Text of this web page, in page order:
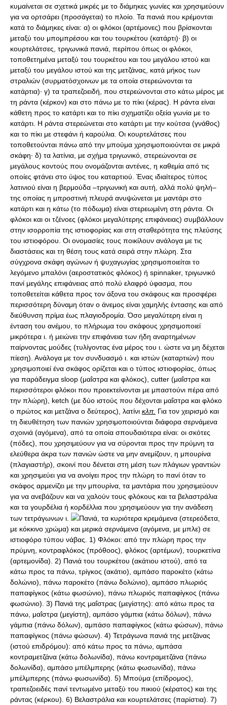
κυμαίνεται σε σχετικά μικρές με το διάμηκες γωνίες και χρησιμεύουν
για να ορτσάρει (προσάγεται) το πλοίο. Τα πανιά που κρέμονται
κατά το διάμηκες είναι: α) οι φλόκοι (αρτέμονες) που βρίσκονται
μεταξύ του μπομπρέσου και του τουρκέτου (κατάρτι)· β) οι
κουρτελάτσες, τριγωνικά πανιά, περίπου όπως οι φλόκοι,
τοποθετημένα μεταξύ του τουρκέτου και του μεγάλου ιστού και
μεταξύ του μεγάλου ιστού και της μετζάνας, κατά μήκος των
στραλιών (συρματόσχοινων με τα οποία στερεώνονται τα
κατάρτια)· γ) τα τραπεζοειδή, που στερεώνονται στο κάτω μέρος με
τη ράντα (κέρκον) και στο πάνω με το πίκι (κέρας). Η ράντα είναι
κάθετη προς το κατάρτι και το πίκι σχηματίζει οξεία γωνία με το
κατάρτι. Η ράντα στερεώνεται στο κατάρτι με την κούτσα (γνάθος)
και το πίκι με στεφάνι ή καρούλια. Οι κουρτελάτσες που
τοποθετούνται πάνω από την μπούμα χρησιμοποιούνται σε μικρά
σκάφη· δ) τα λατίνια, με σχήμα τριγωνικό, στερεώνονται σε
μεγάλους κοντούς που ονομάζονται αντένες, η καθεμία από τις
οποίες φτάνει στο ύψος του καταρτιού. Ένας ιδιαίτερος τύπος
λατινιού είναι η βερμούδα –τριγωνική και αυτή, αλλά πολύ ψηλή–
της οποίας η μπροστινή πλευρά ανυψώνεται με μαντάρι στο
κατάρτι και η κάτω (το πόδωμα) είναι στερεωμένη στη ράντα. Οι
φλόκοι και οι τζένοες (φλόκοι μεγαλύτερης επιφάνειας) συμβάλλουν
στην ισορροπία της ιστιοφορίας και στη σταθερότητα της πλεύσης
του ιστιοφόρου. Οι ονομασίες τους ποικίλουν ανάλογα με τις
διαστάσεις και τη θέση τους κατά σειρά στην πλώρη. Στα
σύγχρονα σκάφη αγώνων ή ψυχαγωγίας χρησιμοποιείται το
λεγόμενο μπαλόνι (αεροστατικός φλόκος) ή spinnaker, τριγωνικό
πανί μεγάλης επιφάνειας από πολύ ελαφρό ύφασμα, που
τοποθετείται κάθετα προς τον άξονα του σκάφους και προσφέρει
περισσότερη δύναμη όταν ο άνεμος είναι χαμηλής έντασης και από
διεύθυνση πρίμα έως πλαγιοδρομία. Όσο μεγαλύτερη είναι η
ένταση του ανέμου, το πλήρωμα του σκάφους χρησιμοποιεί
μικρότερα ι. ή μειώνει την επιφάνεια των ήδη αναρτημένων
παίρνοντας μούδες (τυλίγοντας ένα μέρος του ι. ώστε να μη δέχεται
πίεση). Ανάλογα με τον συνδυασμό ι. και ιστών (καταρτιών) που
χρησιμοποιεί ένα σκάφος ορίζεται και ο τύπος ιστιοφορίας, όπως
για παράδειγμα sloop (μαΐστρα και φλόκος), cutter (μαΐστρα και
περισσότεροι φλόκοι που προεκτείνονται με μπαστούνι πέρα από
την πλώρη), ketch (με δύο ιστούς που δέχονται μαΐστρα και φλόκο
ο πρώτος και μετζάνα ο δεύτερος), λατίνι κλπ. Για τον χειρισμό και
τη διευθέτηση των πανιών χρησιμοποιούνται διάφορα σερνάμενα
σχοινιά (αγόμενα), από τα οποία σπουδαιότερα είναι: οι σκότες
(πόδες), που χρησιμεύουν για να σύρονται προς την πρύμνη τα
ελεύθερα άκρα των πανιών ώστε να μην ανεμίζουν, η μπουρίνα
(πλαγιαστήρ), σκοινί που δένεται στη μέση των πλάγιων γραντιών
και χρησιμεύει για να ανοίγει προς την πλώρη το πανί όταν το
σκάφος αρμενίζει με την μπουρίνα, τα μαντάρια που χρησιμεύουν
για να ανεβάζουν και να χαλούν τους φλόκους και τα βελαστράλια
και τα γουρδέλια ή κορδέλλια που χρησιμεύουν για την ανάδεση
των τετράγωνων ι.
Πανιά, τα κυριότερα κρεμάμενα (στερεόδετα,
με κόκκινο χρώμα) και μερικά σερνάμενα (αγόμενα, με μπλε) σε
ιστιοφόρο τύπου νάβας. 1) Φλόκοι: από την πλώρη προς την
πρύμνη, κοντραφλόκος (πρόθοος), φλόκος (αρτέμων), τουρκετίνα
(αρτεμονίδα). 2) Πανιά του τουρκέτου (ακάτιου ιστού), από τα
κάτω προς τα πάνω, τρίγκος (ακάτιο), αμπάσο παροκέτο (κάτω
δολώνιο), πάνω παροκέτο (πάνω δολώνιο), αμπάσο πλωριός
παπαφίγκος (κάτω φωσώνιο), πάνω πλωριός παπαφίγκος (πάνω
φωσώνιο). 3) Πανιά της μαΐστρας (μεγίστης): από κάτω προς τα
πάνω, μαΐστρα (μεγίστη), αμπάσο γάμπια (κάτω δόλων), πάνω
γάμπια (πάνω δόλων), αμπάσο παπαφίγκος (κάτω φώσων), πάνω
παπαφίγκος (πάνω φώσων). 4) Τετράγωνα πανιά της μετζάνας
(ιστού επιδρόμου): από κάτω προς τα πάνω, αμπάσα
κοντραμετζάνα (κάτω δολωνίδα), πάνω κοντραμετζάνα (πάνω
δολωνίδα), αμπάσο μπέλμπερης (κάτω φωσωνίδα), πάνω
μπέλμπερης (πάνω φωσωνίδα). 5) Μπούμα (επίδρομος),
τραπεζοειδές πανί τεντωμένο μεταξύ του πικιού (κέρατος) και της
ράντας (κέρκου). 6) Βελαστράλια και κουρτελάτσες (παρίστια). 7)